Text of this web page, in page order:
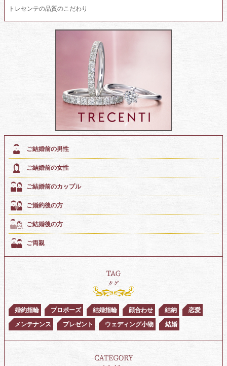
トレセンテの品質のこだわり
ご結婚前の男性
ご結婚前の女性
ご結婚前のカップル
ご婚約後の方
ご結婚後の方
ご両親
婚約指輪 プロポーズ 結婚指輪 顔合わせ 結納
恋愛
メンテナンス
プレゼント ウェディング小物 結婚